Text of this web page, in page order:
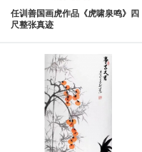
任训善国画虎作品《虎啸泉鸣》四
尺整张真迹